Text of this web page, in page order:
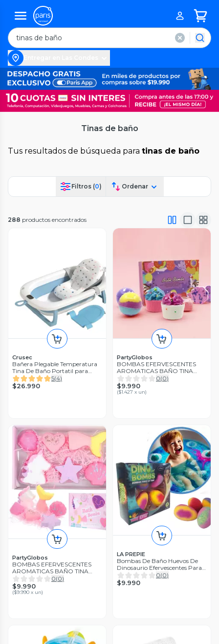
Tinas de baño
Tus resultados de búsqueda para tinas de baño
Filtros (0) Ordenar
288 productos encontrados
Crusec
Bañera Plegable Temperatura
Tina De Baño Portatil para
Bebes
5(4)
$26.990
PartyGlobos
BOMBAS EFERVESCENTES
AROMATICAS BAÑO TINA
RELAJANTE SPA 7 PIEZAS
0(0)
$9.990
($1.427 x un)
PartyGlobos
BOMBAS EFERVESCENTES
AROMATICAS BAÑO TINA
RELAJANTE SPA
0(0)
$9.990
($9.990 x un)
LA PREPIE
Bombas De Baño Huevos De
Dinosaurio Efervescentes Para
la Tina
0(0)
$9.990